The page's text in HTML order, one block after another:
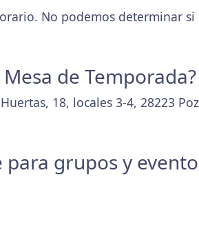
No podemos determinar si
de Temporada?
18, locales 3-4, 28223
grupos y